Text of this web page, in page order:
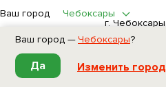
Ваш город —Чебоксары?
Да Изменить город
Ваш город
Чебоксары
г. Чебоксары